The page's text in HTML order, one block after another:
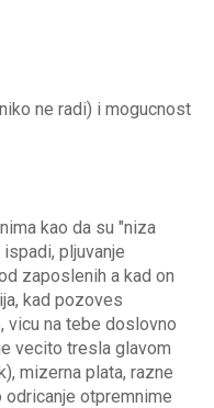
ne radi) i mogucnost
kao da su "niza
pljuvanje
zaposlenih a kad on
kad pozoves
vicu na tebe doslovno
vecito tresla glavom
mizerna plata, razne
odricanje otpremnime